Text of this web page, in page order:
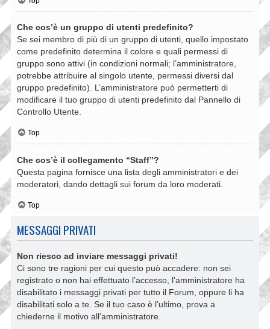
Che cos’è un gruppo di utenti predefinito?
Se sei membro di più di un gruppo di utenti, quello impostato
come predefinito determina il colore e quali permessi di
gruppo sono attivi (in condizioni normali; l’amministratore,
potrebbe attribuire al singolo utente, permessi diversi dal
gruppo predefinito). L’amministratore può permetterti di
modificare il tuo gruppo di utenti predefinito dal Pannello di
Controllo Utente.
Top
Che cos’è il collegamento “Staff”?
Questa pagina fornisce una lista degli amministratori e dei
moderatori, dando dettagli sui forum da loro moderati.
Top
MESSAGGI PRIVATI
Non riesco ad inviare messaggi privati!
Ci sono tre ragioni per cui questo può accadere: non sei
registrato o non hai effettuato l’accesso, l’amministratore ha
disabilitato i messaggi privati per tutto il Forum, oppure li ha
disabilitati solo a te. Se il tuo caso è l’ultimo, prova a
chiederne il motivo all’amministratore.